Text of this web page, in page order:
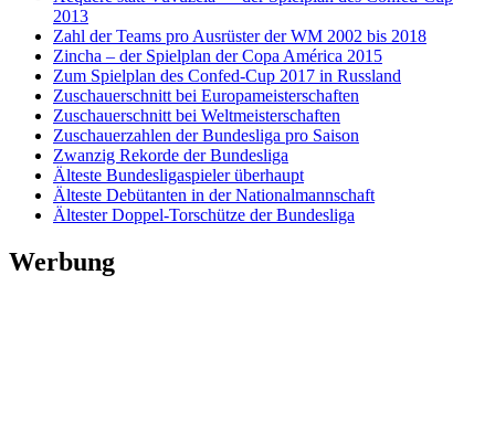
2013
Zahl der Teams pro Ausrüster der WM 2002 bis 2018
Zincha – der Spielplan der Copa América 2015
Zum Spielplan des Confed-Cup 2017 in Russland
Zuschauerschnitt bei Europameisterschaften
Zuschauerschnitt bei Weltmeisterschaften
Zuschauerzahlen der Bundesliga pro Saison
Zwanzig Rekorde der Bundesliga
Älteste Bundesligaspieler überhaupt
Älteste Debütanten in der Nationalmannschaft
Ältester Doppel-Torschütze der Bundesliga
Werbung